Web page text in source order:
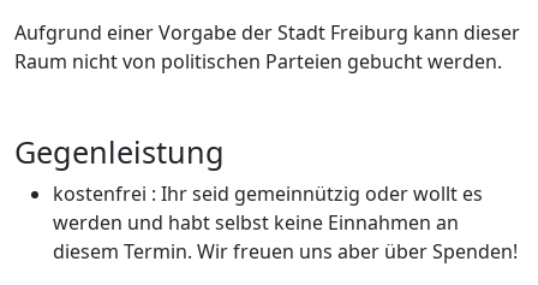
Aufgrund einer Vorgabe der Stadt Freiburg kann dieser
Raum nicht von politischen Parteien gebucht werden.
Gegenleistung
kostenfrei : Ihr seid gemeinnützig oder wollt es
werden und habt selbst keine Einnahmen an
diesem Termin. Wir freuen uns aber über Spenden!